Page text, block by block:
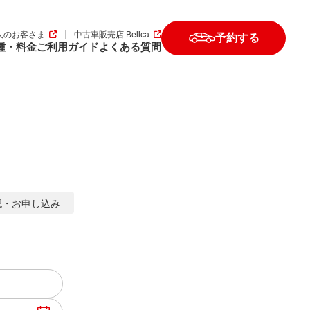
予約する
・料金ご利用ガイドよくある質問
のお客さま 中古車販売店 Bellca
・ お申し込み